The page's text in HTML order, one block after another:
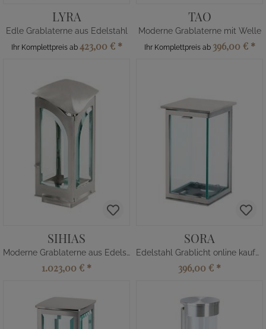
LYRA
Edle Grablaterne aus Edelstahl
Ihr Komplettpreis ab 423,00 € *
TAO
Moderne Grablaterne mit Welle
Ihr Komplettpreis ab 396,00 € *
SIHIAS
Moderne Grablaterne aus Edelstahl
1.023,00 € *
SORA
Edelstahl Grablicht online kaufen
396,00 € *